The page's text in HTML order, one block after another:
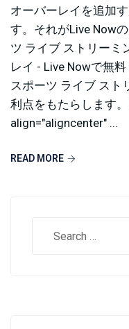
オーバーレイを追加
す。それがLive Now
ツ ライブ ストリーミ
レイ - Live Nowで無
スポーツ ライブ スト
利点をもたらします
align="aligncenter" ...
READ MORE